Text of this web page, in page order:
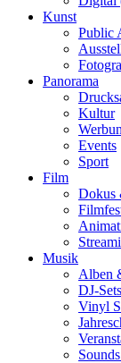
Kunst
Public
Panorama
Kultur
Events
Sport
Film
Dokus
Musik
Alben
DJ-Sets
Vinyl